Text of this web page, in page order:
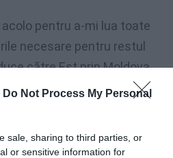
Do Not Process My Personal
sale, sharing to third parties, or
or sensitive information for
pentru a-mi lua toate
necesare pentru restul
către Est prin Moldova,
China, obiectivul pentru
asiatice fiind Nepal și
și Noua Zeelandă, va